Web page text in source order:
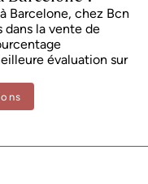
conditions particulières de
% s'applique, majorée de
qui s'élève actuellement
frais de notaire,
qui peuvent
du prix
fournies à titre purement
de contenir des erreurs.
énergétique et d'un
immobilière seront
Barcelone, chez Bcn
dans la vente de
évaluation sur